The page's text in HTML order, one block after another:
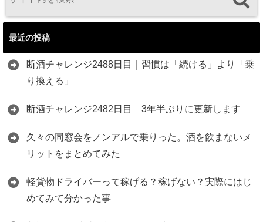
最近の投稿
断酒チャレンジ2488日目｜習慣は「続ける」より「乗
り換える」
断酒チャレンジ2482日目 3年半ぶりに更新します
久々の同窓会をノンアルで乗りった。酒を飲まないメ
リットをまとめてみた
軽貨物ドライバーって稼げる？稼げない？実際にはじ
めてみて分かった事